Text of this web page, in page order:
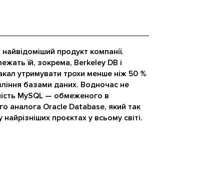
продукт компанії.
їй, зокрема, Berkeley DB і
утримувати трохи менше ніж 50 %
базами даних. Водночас не
MySQL — обмеженого в
аналога Oracle Database, який так
проєктах у всьому світі.